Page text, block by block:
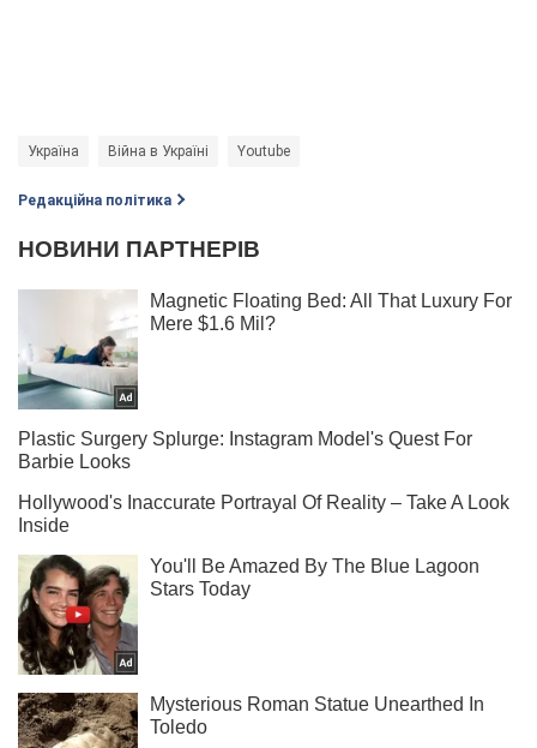
Україна Війна в Україні Youtube
Редакційна політика